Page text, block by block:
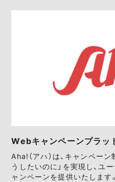
Webキャンペーンプラッ
Aha!（アハ）は、キャンペー
うしたいのに」を実現し、ユ
ャンペーンを提供いたします。